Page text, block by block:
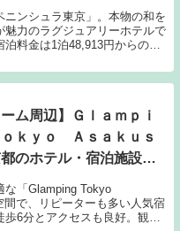
ンシュラ東京」。本物の和を
力のラグジュアリーホテルで
料金は1泊48,913円からの目
ーム周辺】Ｇｌａｍｐｉ
ｋｙｏ Ａｓａｋｕｓ
のホテル・宿泊施設｜
な「Glamping Tokyo
で、リピーターも多い人気宿
6分とアクセスも良好。観光